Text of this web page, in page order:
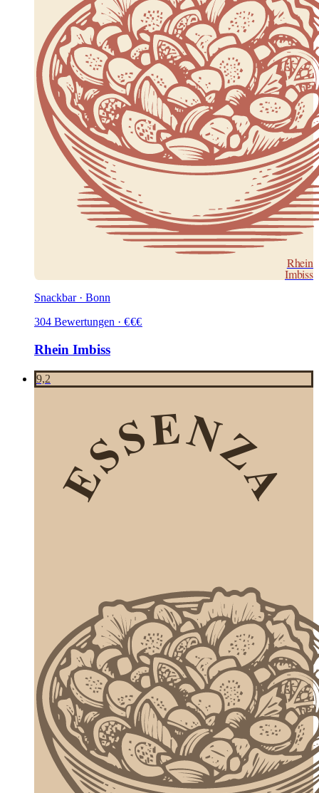
Rhein
Imbiss
Snackbar · Bonn
304 Bewertungen · €€€
Rhein Imbiss
9,2
ESSENZA